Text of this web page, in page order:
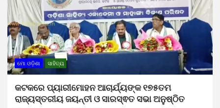
ମୋ ଓଡ଼ିଶା ସାହିତ୍ୟ
କଟକରେ ପ୍ୟାରୀମୋହନ ଆଚାର୍ଯ୍ୟଙ୍କ ୧୭୫ତମ
ରାଜ୍ୟସ୍ତରୀୟ ଜୟନ୍ତୀ ଓ ସାରସ୍ଵତ ସଭା ଅନୁଷ୍ଠିତ